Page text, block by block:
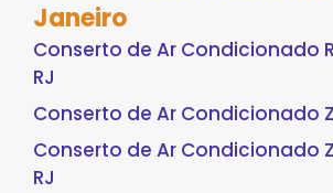
Janeiro
Conserto de Ar Condicionado
RJ
Conserto de Ar Condicionado
Conserto de Ar Condicionado
RJ